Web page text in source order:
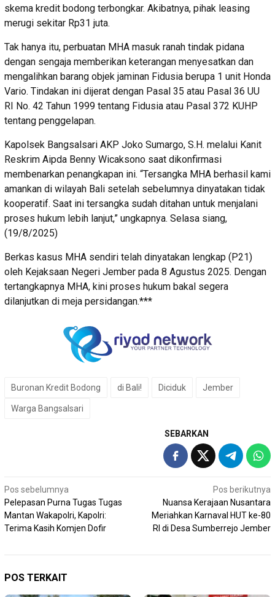
skema kredit bodong terbongkar. Akibatnya, pihak leasing
merugi sekitar Rp31 juta.
Tak hanya itu, perbuatan MHA masuk ranah tindak pidana
dengan sengaja memberikan keterangan menyesatkan dan
mengalihkan barang objek jaminan Fidusia berupa 1 unit Honda
Vario. Tindakan ini dijerat dengan Pasal 35 atau Pasal 36 UU
RI No. 42 Tahun 1999 tentang Fidusia atau Pasal 372 KUHP
tentang penggelapan.
Kapolsek Bangsalsari AKP Joko Sumargo, S.H. melalui Kanit
Reskrim Aipda Benny Wicaksono saat dikonfirmasi
membenarkan penangkapan ini. “Tersangka MHA berhasil kami
amankan di wilayah Bali setelah sebelumnya dinyatakan tidak
kooperatif. Saat ini tersangka sudah ditahan untuk menjalani
proses hukum lebih lanjut,” ungkapnya. Selasa siang,
(19/8/2025)
Berkas kasus MHA sendiri telah dinyatakan lengkap (P21)
oleh Kejaksaan Negeri Jember pada 8 Agustus 2025. Dengan
tertangkapnya MHA, kini proses hukum bakal segera
dilanjutkan di meja persidangan.***
Buronan Kredit Bodong di Bali! Diciduk Jember
Warga Bangsalsari
SEBARKAN
Navigasi
pos
Pos sebelumnya
Pelepasan Purna Tugas Tugas
Mantan Wakapolri, Kapolri:
Terima Kasih Komjen Dofir
Pos berikutnya
Nuansa Kerajaan Nusantara
Meriahkan Karnaval HUT ke-80
RI di Desa Sumberrejo Jember
POS TERKAIT